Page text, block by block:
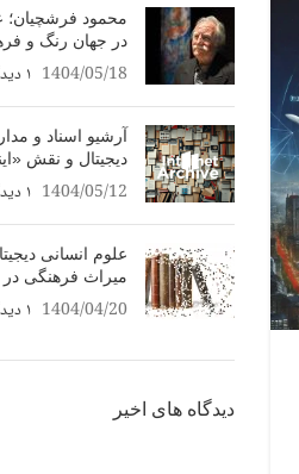
محمود فرشچیان؛
در جهان رنگ و
1404/05/18 ۱ دیدگاه
آرشیو اسناد و
دیجیتال و نقش
1404/05/12 ۱ دیدگاه
علوم انسانی
میراث فرهنگی
1404/04/20 ۱ دیدگاه
دیدگاه های اخیر